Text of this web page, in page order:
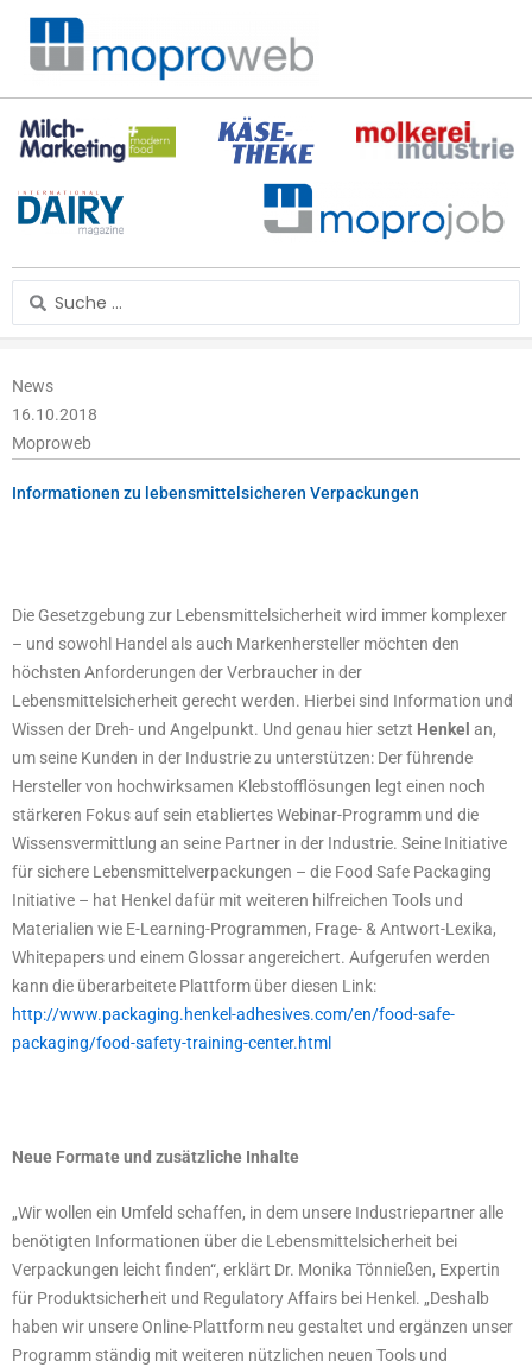
Zum
Inhalt
springen
Search
...
News
16.10.2018
Moproweb
Informationen zu lebensmittelsicheren Verpackungen
Die Gesetzgebung zur Lebensmittelsicherheit wird immer komplexer
– und sowohl Handel als auch Markenhersteller möchten den
höchsten Anforderungen der Verbraucher in der
Lebensmittelsicherheit gerecht werden. Hierbei sind Information und
Wissen der Dreh- und Angelpunkt. Und genau hier setzt Henkel an,
um seine Kunden in der Industrie zu unterstützen: Der führende
Hersteller von hochwirksamen Klebstofflösungen legt einen noch
stärkeren Fokus auf sein etabliertes Webinar-Programm und die
Wissensvermittlung an seine Partner in der Industrie. Seine Initiative
für sichere Lebensmittelverpackungen – die Food Safe Packaging
Initiative – hat Henkel dafür mit weiteren hilfreichen Tools und
Materialien wie E-Learning-Programmen, Frage- & Antwort-Lexika,
Whitepapers und einem Glossar angereichert. Aufgerufen werden
kann die überarbeitete Plattform über diesen Link:
http://www.packaging.henkel-adhesives.com/en/food-safe-
packaging/food-safety-training-center.html
Neue Formate und zusätzliche Inhalte
„Wir wollen ein Umfeld schaffen, in dem unsere Industriepartner alle
benötigten Informationen über die Lebensmittelsicherheit bei
Verpackungen leicht finden“, erklärt Dr. Monika Tönnießen, Expertin
für Produktsicherheit und Regulatory Affairs bei Henkel. „Deshalb
haben wir unsere Online-Plattform neu gestaltet und ergänzen unser
Programm ständig mit weiteren nützlichen neuen Tools und